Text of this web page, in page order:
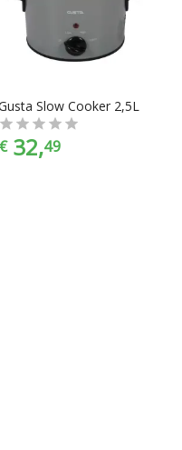
En dat alles onder het
zijn er te
nou 20 euro uit wil geven
Slow Cooker 2,5L
€ 32,49